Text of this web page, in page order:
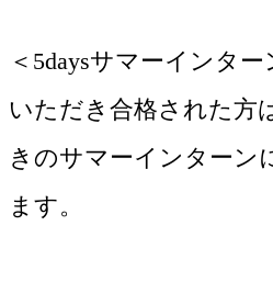
＜5daysサマーインタ
いただき合格された方
きのサマーインターン
ます。